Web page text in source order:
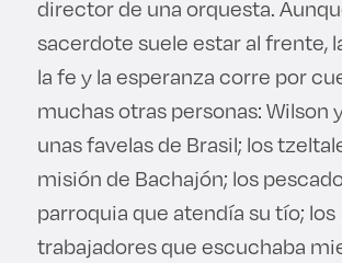
director de una orquesta.
sacerdote suele estar al frente,
la fe y la esperanza corre por
muchas otras personas: Wilson
unas favelas de Brasil; los
misión de Bachajón; los
parroquia que atendía su tío; los
trabajadores que escuchaba